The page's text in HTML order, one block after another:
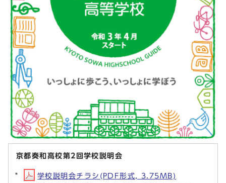
京都奏和高校第2回学校説明会
学校説明会チラシ(PDF形式, 3.75MB)